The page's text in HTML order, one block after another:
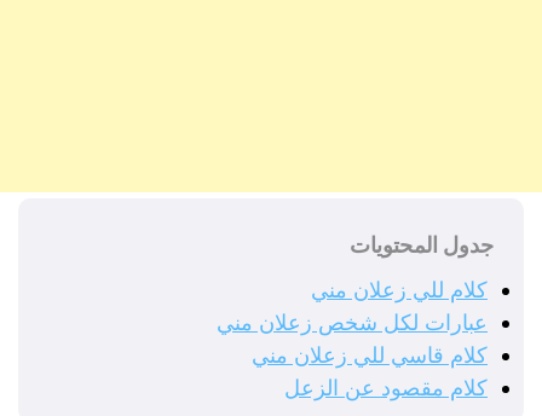
جدول المحتويات
كلام للي زعلان مني
عبارات لكل شخص زعلان مني
كلام قاسي للي زعلان مني
كلام مقصود عن الزعل